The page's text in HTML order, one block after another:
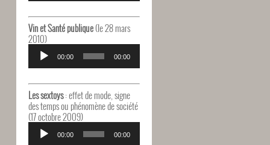
Vin et Santé publique(le 28 mars
2010)
Lecteur
audio
00:00 00:00
Les sextoys: effet de mode, signe
des temps ou phénomène de société
(17 octobre 2009)
Lecteur
audio
00:00 00:00